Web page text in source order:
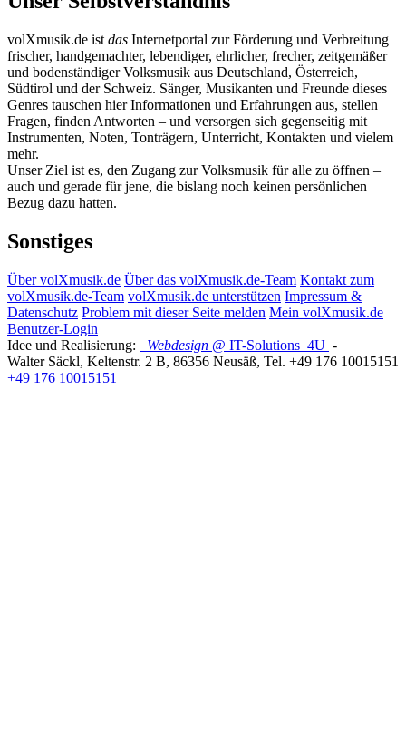
volXmusik.de ist das Internetportal zur Förderung und Verbreitung
frischer, handgemachter, lebendiger, ehrlicher, frecher, zeitgemäßer
und bodenständiger Volksmusik aus Deutschland, Österreich,
Südtirol und der Schweiz. Sänger, Musikanten und Freunde dieses
Genres tauschen hier Informationen und Erfahrungen aus, stellen
Fragen, finden Antworten – und versorgen sich gegenseitig mit
Instrumenten, Noten, Tonträgern, Unterricht, Kontakten und vielem
mehr.
Unser Ziel ist es, den Zugang zur Volksmusik für alle zu öffnen –
auch und gerade für jene, die bislang noch keinen persönlichen
Bezug dazu hatten.
Sonstiges
Über volXmusik.de Über das volXmusik.de-Team Kontakt zum
volXmusik.de-Team volXmusik.de unterstützen Impressum &
Datenschutz Problem mit dieser Seite melden Mein volXmusik.de
Benutzer-Login
Idee und Realisierung:
Webdesign @ IT-Solutions 4U -
Walter Säckl, Keltenstr. 2 B, 86356 Neusäß, Tel. +49 176 10015151
+49 176 10015151